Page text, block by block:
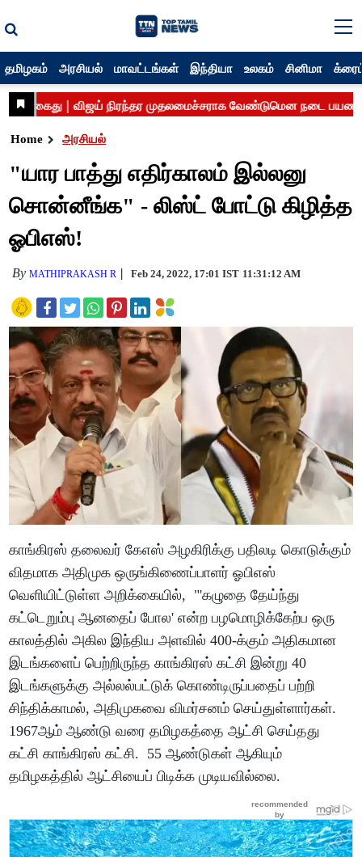
தமிழகம் அரசியல் மாவட்டங்கள் இந்தியா உலகம் சினிமா
Home அரசியல்
"யார பாத்து எதிர்காலம் இல்லனு
சொன்னீங்க" - லிஸ்ட் போட்டு கிழித்த
ஓபிஎஸ்!
ByMATHIPRAKASH R Feb 24, 2022, 17:01 IST 11:31:12 AM
காங்கிரஸ் தலைவர் கேஎஸ் அழகிரிக்கு பதிலடி கொடுக்கும்
விதமாக அதிமுக ஒருங்கிணைப்பாளர் ஓபிஎஸ்
வெளியிட்டுள்ள அறிக்கையில், "'கழுதை தேய்ந்து
கட்டெறும்பு ஆனதைப் போல' என்ற பழமொழிக்கேற்ப ஒரு
காலத்தில் அகில இந்திய அளவில் 400-க்கும் அதிகமான
இடங்களைப் பெற்றிருந்த காங்கிரஸ் கட்சி இன்று 40
இடங்களுக்கு அல்லல்பட்டுக் கொண்டிருப்பதைப் பற்றி
சிந்திக்காமல், அதிமுகவை விமர்சனம் செய்துள்ளார்கள்.
1967ஆம் ஆண்டு வரை தமிழகத்தை ஆட்சி செய்தது
கட்சி காங்கிரஸ் கட்சி. 55 ஆண்டுகள் ஆகியும்
தமிழகத்தில் ஆட்சியைப் பிடிக்க முடியவில்லை.